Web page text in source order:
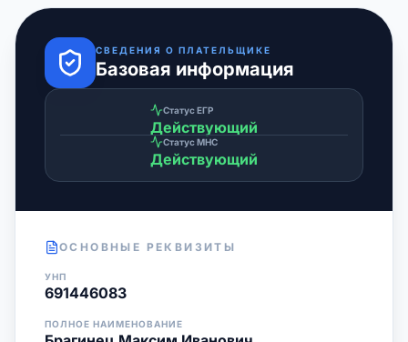
СВЕДЕНИЯ О ПЛАТЕЛЬЩИКЕ
Базовая информация
Статус ЕГР
Действующий
Статус МНС
Действующий
ОСНОВНЫЕ РЕКВИЗИТЫ
УНП
691446083
ПОЛНОЕ НАИМЕНОВАНИЕ